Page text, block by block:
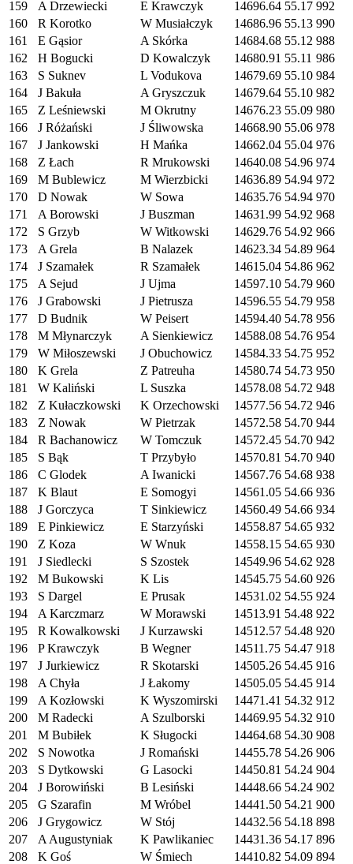
159 A Drzewiecki E Krawczyk 14696.64 55.17 992
160
R Korotko W Musiałczyk 14686.96 55.13 990
161
E Gąsior A Skórka 14684.68 55.12 988
162
H Bogucki D Kowalczyk 14680.91 55.11 986
163
S Suknev L Vodukova 14679.69 55.10 984
164
J Bakuła A Gryszczuk 14679.64 55.10 982
165
Z Leśniewski M Okrutny 14676.23 55.09 980
166
J Różański J Śliwowska 14668.90 55.06 978
167
J Jankowski H Mańka 14662.04 55.04 976
168
Z Łach R Mrukowski 14640.08 54.96 974
169
M Bublewicz M Wierzbicki 14636.89 54.94 972
170
D Nowak W Sowa 14635.76 54.94 970
171
A Borowski J Buszman 14631.99 54.92 968
172
S Grzyb W Witkowski 14629.76 54.92 966
173
A Grela B Nalazek 14623.34 54.89 964
174
J Szamałek R Szamałek 14615.04 54.86 962
175
A Sejud J Ujma 14597.10 54.79 960
176
J Grabowski J Pietrusza 14596.55 54.79 958
177
D Budnik W Peisert 14594.40 54.78 956
178
M Młynarczyk A Sienkiewicz 14588.08 54.76 954
179
W Miłoszewski J Obuchowicz 14584.33 54.75 952
180
K Grela Z Patreuha 14580.74 54.73 950
181
W Kaliński L Suszka 14578.08 54.72 948
182
Z Kułaczkowski K Orzechowski 14577.56 54.72 946
183
Z Nowak W Pietrzak 14572.58 54.70 944
184
R Bachanowicz W Tomczuk 14572.45 54.70 942
185
S Bąk T Przybyło 14570.81 54.70 940
186
C Glodek A Iwanicki 14567.76 54.68 938
187
K Blaut E Somogyi 14561.05 54.66 936
188
J Gorczyca T Sinkiewicz 14560.49 54.66 934
189
E Pinkiewicz E Starzyński 14558.87 54.65 932
190
Z Koza W Wnuk 14558.15 54.65 930
191
J Siedlecki S Szostek 14549.96 54.62 928
192
M Bukowski K Lis 14545.75 54.60 926
193
S Dargel E Prusak 14531.02 54.55 924
194
A Karczmarz W Morawski 14513.91 54.48 922
195
R Kowalkowski J Kurzawski 14512.57 54.48 920
196
P Krawczyk B Wegner 14511.75 54.47 918
197
J Jurkiewicz R Skotarski 14505.26 54.45 916
198
A Chyła J Łakomy 14505.05 54.45 914
199
A Kozłowski K Wyszomirski 14471.41 54.32 912
200
M Radecki A Szulborski 14469.95 54.32 910
201
M Bubiłek K Sługocki 14464.68 54.30 908
202
S Nowotka J Romański 14455.78 54.26 906
203
S Dytkowski G Lasocki 14450.81 54.24 904
204
J Borowiński B Lesiński 14448.66 54.24 902
205
G Szarafin M Wróbel 14441.50 54.21 900
206
J Grygowicz W Stój 14432.56 54.18 898
207
A Augustyniak K Pawlikaniec 14431.36 54.17 896
208
K Goś W Śmiech 14410.82 54.09 894